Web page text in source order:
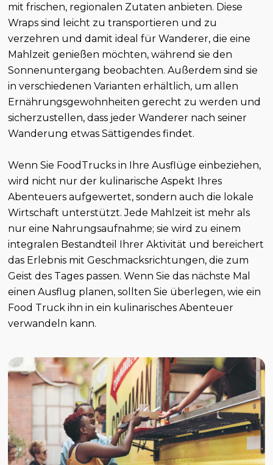
mit frischen, regionalen Zutaten anbieten. Diese
Wraps sind leicht zu transportieren und zu
verzehren und damit ideal für Wanderer, die eine
Mahlzeit genießen möchten, während sie den
Sonnenuntergang beobachten. Außerdem sind sie
in verschiedenen Varianten erhältlich, um allen
Ernährungsgewohnheiten gerecht zu werden und
sicherzustellen, dass jeder Wanderer nach seiner
Wanderung etwas Sättigendes findet.
Wenn Sie FoodTrucks in Ihre Ausflüge einbeziehen,
wird nicht nur der kulinarische Aspekt Ihres
Abenteuers aufgewertet, sondern auch die lokale
Wirtschaft unterstützt. Jede Mahlzeit ist mehr als
nur eine Nahrungsaufnahme; sie wird zu einem
integralen Bestandteil Ihrer Aktivität und bereichert
das Erlebnis mit Geschmacksrichtungen, die zum
Geist des Tages passen. Wenn Sie das nächste Mal
einen Ausflug planen, sollten Sie überlegen, wie ein
Food Truck ihn in ein kulinarisches Abenteuer
verwandeln kann.